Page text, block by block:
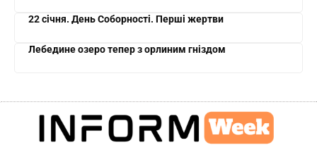
22 січня. День Соборності. Перші жертви
Лебедине озеро тепер з орлиним гніздом